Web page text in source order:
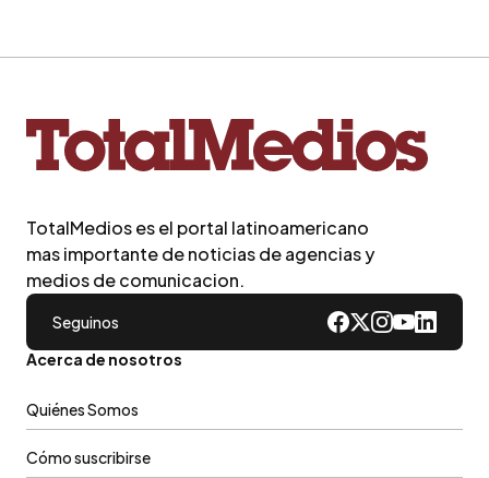
TotalMedios es el portal latinoamericano
mas importante de noticias de agencias y
medios de comunicacion.
Seguinos
Acerca de nosotros
Quiénes Somos
Cómo suscribirse